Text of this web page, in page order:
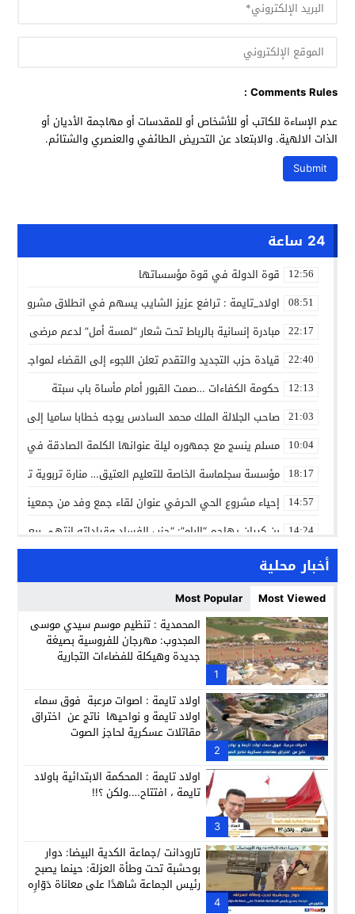
Comments Rules :
عدم الإساءة للكاتب أو للأشخاص أو للمقدسات أو مهاجمة الأديان أو
الذات الالهية. والابتعاد عن التحريض الطائفي والعنصري والشتائم.
24 ساعة
12:56 قوة الدولة في قوة مؤسساتها
08:51 اولاد_تايمة : ترافع عزيز الشايب يسهم في انطلاق مشروع
22:17 مبادرة إنسانية بالرباط تحت شعار “لمسة أمل” لدعم مرضى
22:40 قيادة حزب التجديد والتقدم تعلن اللجوء إلى القضاء لمواجهة
12:13 حكومة الكفاءات …صمت القبور أمام مأساة باب سبتة
21:03 صاحب الجلالة الملك محمد السادس يوجه خطابا ساميا إلى
10:04 مسلم ينسج مع جمهوره ليلة عنوانها الكلمة الصادقة في
18:17 مؤسسة سجلماسة الخاصة للتعليم العتيق… منارة تربوية تجمع
14:57 إحياء مشروع الحي الحرفي عنوان لقاء جمع وفد من جمعية
14:24 بن كيران يهاجم “البام”: “حزب الفساد وقياداته انتهى
11:33 كمال محرر يقود استئنافية تارودانت: مسار قضائي راسخ ورؤية
حبشان وكيلاً عاماً بتارودانت: ترقية جديدة في الحركة القضائية
21:28 حزب الديمقراطيين الجدد يؤسس منظمتي شباب ونساء الصحراء
13:37 عطش أولاد تايمة وسياسة “الحبة والقبة”: هل أصبح الماء إنجازاً
12:25 انطلاق فعاليات الدورة 12 لمعرض المنتوجات المحلية بأكادير SIPTA (فيديو)
أخبار محلية
Most Viewed
Most Popular
1
المحمدية : تنظيم موسم سيدي موسى
المجدوب: مهرجان للفروسية بصيغة
جديدة وهيكلة للفضاءات التجارية
2
اولاد تايمة : اصوات مرعبة فوق سماء
اولاد تايمة و نواحيها ناتج عن اختراق
مقاتلات عسكرية لحاجز الصوت
3
اولاد تايمة : المحكمة الابتدائية باولاد
تايمة ، افتتاح….ولكن ؟!!
4
تارودانت /جماعة الكدية البيضا: دوار
بوحشبة تحت وطأة العزلة: حينما يصبح
رئيس الجماعة شاهدًا على معاناة دَوّارِه